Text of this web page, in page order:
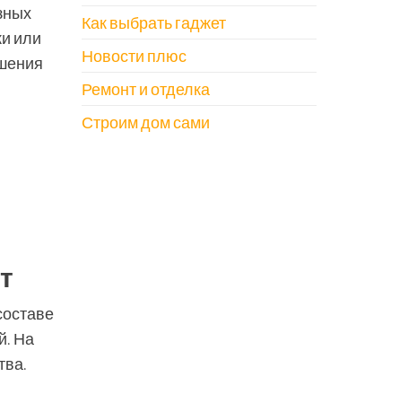
или
На
Как выбрать гаджет
Новости плюс
Ремонт и отделка
Строим дом сами